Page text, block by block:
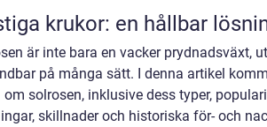
krukor: en hållbar
är inte bara en vacker prydnadsväxt,
på många sätt. I denna artikel
solrosen, inklusive dess typer,
skillnader och historiska för- och